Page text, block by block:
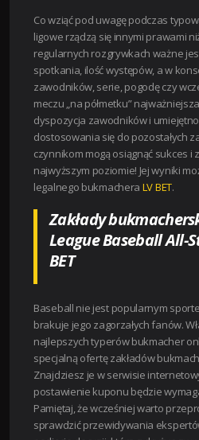
Co wziąć pod uwagę podczas
ligowe rządzą się innymi prawami
regularnych rozgrywkach ważne
spotkania, ilość występów, a w
zawodników, serie, pogodę czy
meczu „na półmetku”
dyspozycja zawodników i
dostosowania się do pozostałych
czynnikom mogą osiągnąć sukces i
najwyższym poziomie! Jej wyniki
legalnego bukmachera LV BET.
Zakłady
League Baseball All-
BET
Baseball nie jest popularnym
brakuje jego zagorzałych fanów.
najlepszych typerów bukmacher
specjalną ofertę zakładów
Znajdziesz je w serwisie
postawienie kuponu będzie
Pamiętaj, że wcześniej warto
sprawdzić przewidywania